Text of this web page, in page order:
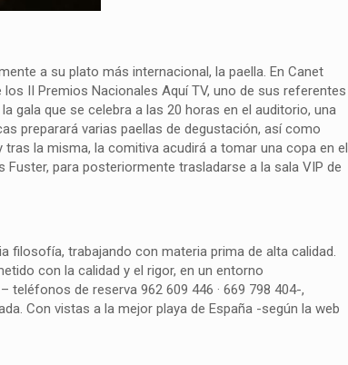
a su plato más internacional, la paella. En Canet
II Premios Nacionales Aquí TV, uno de sus referentes
gala que se celebra a las 20 horas en el auditorio, una
preparará varias paellas de degustación, así como
la misma, la comitiva acudirá a tomar una copa en el
Fuster, para posteriormente trasladarse a la sala VIP de
filosofía, trabajando con materia prima de alta calidad.
con la calidad y el rigor, en un entorno
teléfonos de reserva 962 609 446 · 669 798 404-,
Con vistas a la mejor playa de España -según la web